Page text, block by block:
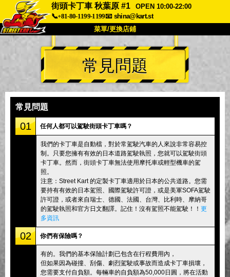
街頭卡丁車 秋葉原 #1
OPEN 10:00-22:00
📞+81-80-1199-1199📧 shina@kart.st
菜單/更換店鋪
首頁
關於我們 規格 價格
顧客評價
公司
更換店鋪
東京 品川 #1 東京 秋葉原 #1
東京 秋葉原 #2 東京 澀谷
東京 澀谷分店
東京 淺草 大阪
沖繩
常見問題
常見問題
01 任何人都可以駕駛街頭卡丁車嗎？
我們的卡丁車是自動檔，對於常駕駛汽車的人來說非常容易控
制。只要您擁有有效的日本道路駕駛執照，您就可以駕駛街頭
卡丁車。然而，街頭卡丁車無法使用摩托車或輕型機車的駕
照。
注意：Street Kart 的定製卡丁車適用於日本的公共道路。您需
要持有有效的日本駕照、國際駕駛許可證，或是美軍SOFA駕駛
許可證，或者來自瑞士、德國、法國、台灣、比利時、摩納哥
的駕駛執照和官方日文翻譯。記住！沒有駕照不能駕駛！！ 更
多資訊
02 你們有保險嗎？
有的。我們的基本保險計劃已包含在行程費用內，
但如果因為碰撞、刮傷、劇烈駕駛或事故而造成卡丁車損壞，
您需要支付自負額。每輛車的自負額為50,000日圓，將在活動